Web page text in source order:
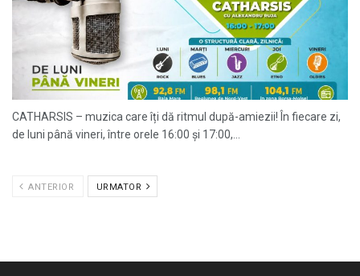
CATHARSIS – muzica care îți dă ritmul după-amiezii! În fiecare zi,
de luni până vineri, între orele 16:00 și 17:00,...
ANTERIOR URMATOR